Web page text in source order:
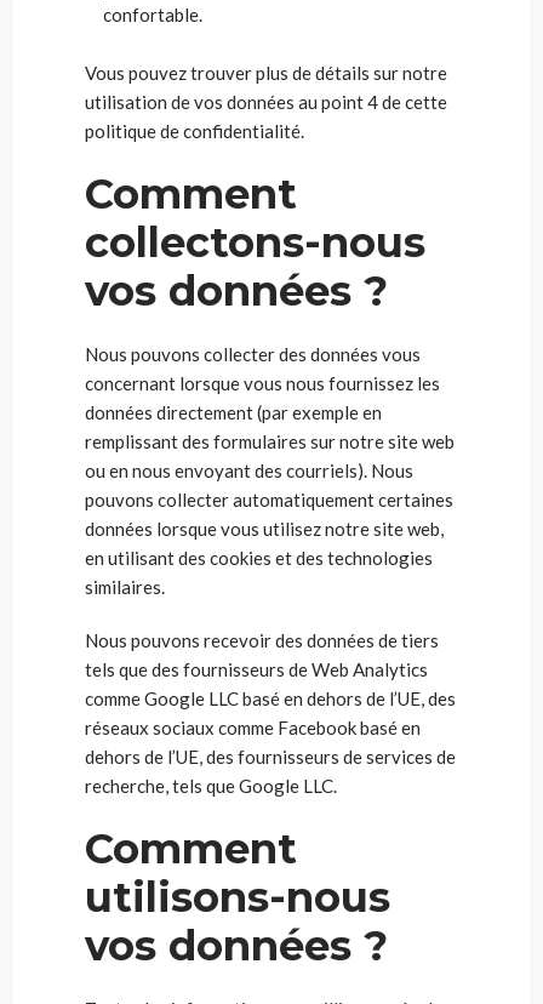
confortable.
Vous pouvez trouver plus de détails sur notre
utilisation de vos données au point 4 de cette
politique de confidentialité.
Comment
collectons-nous
vos données ?
Nous pouvons collecter des données vous
concernant lorsque vous nous fournissez les
données directement (par exemple en
remplissant des formulaires sur notre site web
ou en nous envoyant des courriels). Nous
pouvons collecter automatiquement certaines
données lorsque vous utilisez notre site web,
en utilisant des cookies et des technologies
similaires.
Nous pouvons recevoir des données de tiers
tels que des fournisseurs de Web Analytics
comme Google LLC basé en dehors de l’UE, des
réseaux sociaux comme Facebook basé en
dehors de l’UE, des fournisseurs de services de
recherche, tels que Google LLC.
Comment
utilisons-nous
vos données ?